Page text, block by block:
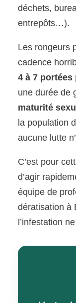
déchets,
entrepôts…).
Les rongeurs
cadence
4 à 7 portées
une durée de
maturité
la population
aucune lutte
C’est pour
d’agir
équipe de
dératisation à
l’infestation